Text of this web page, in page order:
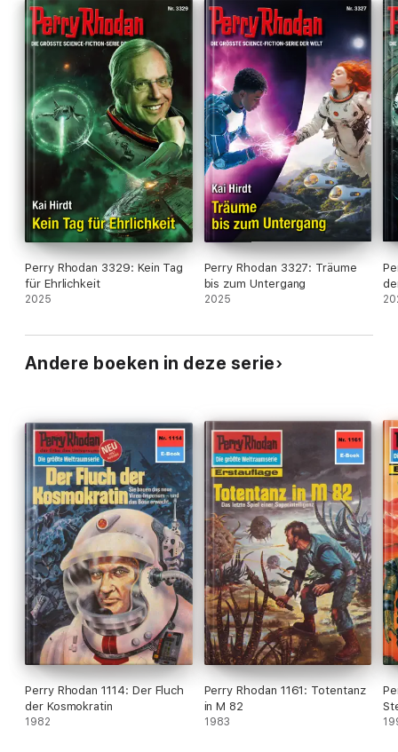
Perry Rhodan 3329: Kein Tag
für Ehrlichkeit
2025
Perry Rhodan 3327: Träume
bis zum Untergang
2025
Andere boeken in deze serie
Perry Rhodan 1114: Der Fluch
der Kosmokratin
1982
Perry Rhodan 1161: Totentanz
in M 82
1983